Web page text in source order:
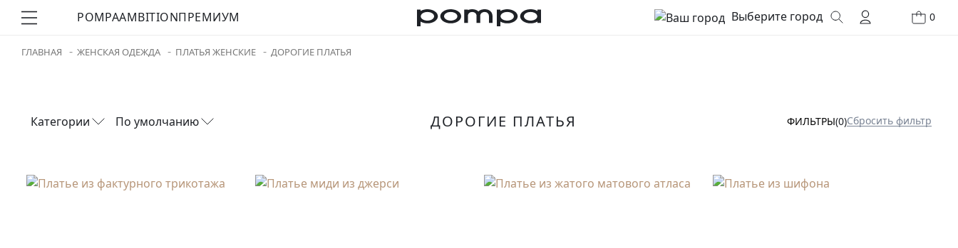
POMPAAMBITIONПРЕМИУМ Выберите город 0
ГЛАВНАЯ ЖЕНСКАЯ ОДЕЖДА ПЛАТЬЯ ЖЕНСКИЕ ДОРОГИЕ ПЛАТЬЯ
Категории По умолчанию ДОРОГИЕ ПЛАТЬЯ ФИЛЬТРЫ(0)Сбросить фильтр